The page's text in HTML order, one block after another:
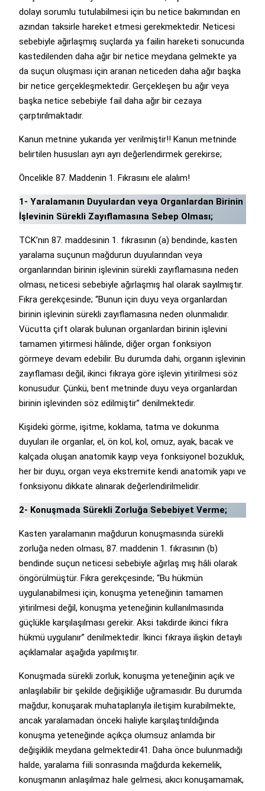
dolayı sorumlu tutulabilmesi için bu netice bakımından en
azından taksirle hareket etmesi gerekmektedir. Neticesi
sebebiyle ağırlaşmış suçlarda ya failin hareketi sonucunda
kastedilenden daha ağır bir netice meydana gelmekte ya
da suçun oluşması için aranan neticeden daha ağır başka
bir netice gerçekleşmektedir. Gerçekleşen bu ağır veya
başka netice sebebiyle fail daha ağır bir cezaya
çarptırılmaktadır.
Kanun metnine yukarıda yer verilmiştir!! Kanun metninde
belirtilen hususları ayrı ayrı değerlendirmek gerekirse;
Öncelikle 87. Maddenin 1. Fıkrasını ele alalım!
1- Yaralamanın Duyulardan veya Organlardan Birinin
İşlevinin Sürekli Zayıflamasına Sebep Olması;
TCK’nın 87. maddesinin 1. fıkrasının (a) bendinde, kasten
yaralama suçunun mağdurun duyularından veya
organlarından birinin işlevinin sürekli zayıflamasına neden
olması, neticesi sebebiyle ağırlaşmış hal olarak sayılmıştır.
Fıkra gerekçesinde; “Bunun için duyu veya organlardan
birinin işlevinin sürekli zayıflamasına neden olunmalıdır.
Vücutta çift olarak bulunan organlardan birinin işlevini
tamamen yitirmesi hâlinde, diğer organ fonksiyon
görmeye devam edebilir. Bu durumda dahi, organın işlevinin
zayıflaması değil, ikinci fıkraya göre işlevin yitirilmesi söz
konusudur. Çünkü, bent metninde duyu veya organlardan
birinin işlevinden söz edilmiştir” denilmektedir.
Kişideki görme, işitme, koklama, tatma ve dokunma
duyuları ile organlar, el, ön kol, kol, omuz, ayak, bacak ve
kalçada oluşan anatomik kayıp veya fonksiyonel bozukluk,
her bir duyu, organ veya ekstremite kendi anatomik yapı ve
fonksiyonu dikkate alınarak değerlendirilmelidir.
2- Konuşmada Sürekli Zorluğa Sebebiyet Verme;
Kasten yaralamanın mağdurun konuşmasında sürekli
zorluğa neden olması, 87. maddenin 1. fıkrasının (b)
bendinde suçun neticesi sebebiyle ağırlaş mış hâli olarak
öngörülmüştür. Fıkra gerekçesinde; “Bu hükmün
uygulanabilmesi için, konuşma yeteneğinin tamamen
yitirilmesi değil, konuşma yeteneğinin kullanılmasında
güçlükle karşılaşılması gerekir. Aksi takdirde ikinci fıkra
hükmü uygulanır” denilmektedir. İkinci fıkraya ilişkin detaylı
açıklamalar aşağıda yapılmıştır.
Konuşmada sürekli zorluk, konuşma yeteneğinin açık ve
anlaşılabilir bir şekilde değişikliğe uğramasıdır. Bu durumda
mağdur, konuşarak muhataplarıyla iletişim kurabilmekte,
ancak yaralamadan önceki haliyle karşılaştırıldığında
konuşma yeteneğinde açıkça olumsuz anlamda bir
değişiklik meydana gelmektedir41. Daha önce bulunmadığı
halde, yaralama fiili sonrasında mağdurda kekemelik,
konuşmanın anlaşılmaz hale gelmesi, akıcı konuşamamak,